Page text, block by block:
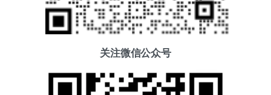
关注微信公众号